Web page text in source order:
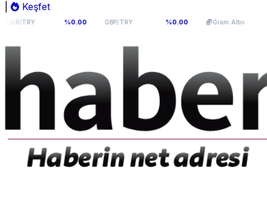
Keşfet
%0.00 GBP/TRY 64,0893 %0.00 Gram Altın 5.965,52 %0.43